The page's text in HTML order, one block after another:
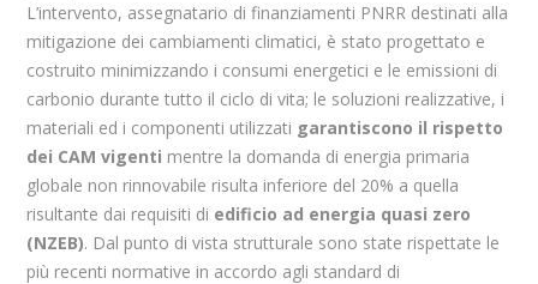
L’intervento, assegnatario di finanziamenti PNRR destinati alla
mitigazione dei cambiamenti climatici, è stato progettato e
costruito minimizzando i consumi energetici e le emissioni di
carbonio durante tutto il ciclo di vita; le soluzioni realizzative, i
materiali ed i componenti utilizzati garantiscono il rispetto
dei CAM vigenti mentre la domanda di energia primaria
globale non rinnovabile risulta inferiore del 20% a quella
risultante dai requisiti di edificio ad energia quasi zero
(NZEB). Dal punto di vista strutturale sono state rispettate le
più recenti normative in accordo agli standard di